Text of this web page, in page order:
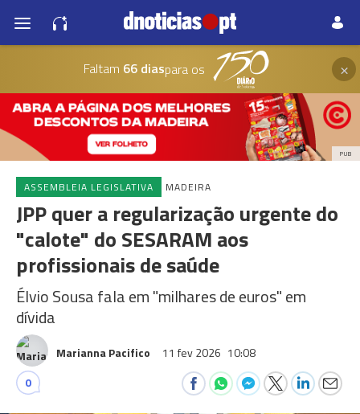
Faltam 66 diaspara os ×
PUB
ASSEMBLEIA LEGISLATIVA MADEIRA
JPP quer a regularização urgente do
"calote" do SESARAM aos
profissionais de saúde
Élvio Sousa fala em "milhares de euros" em
dívida
Marianna Pacifico 11 fev 2026 10:08
0